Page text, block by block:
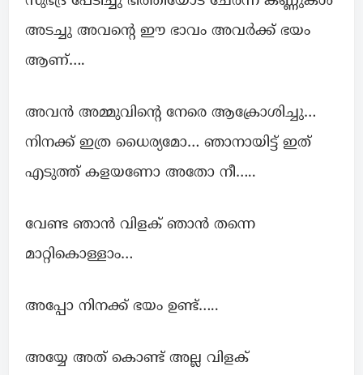
അടച്ചു അവന്റെ ഈ ഭാവം അവർക്ക് ഭയം
ആണ്….
അവൻ അമ്മുവിന്റെ നേരെ ആക്രോശിച്ചു…
നിനക്ക് ഇത്ര ധൈര്യമോ… ഞാനായിട്ട് ഇത്
എടുത്ത് കളയണോ അതോ നീ…..
വേണ്ട ഞാൻ വിളക് ഞാൻ തന്നെ
മാറ്റികൊള്ളാം…
അപ്പോ നിനക്ക് ഭയം ഉണ്ട്…..
അയ്യേ അത് കൊണ്ട് അല്ല വിളക്